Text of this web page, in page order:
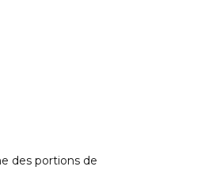
des portions de